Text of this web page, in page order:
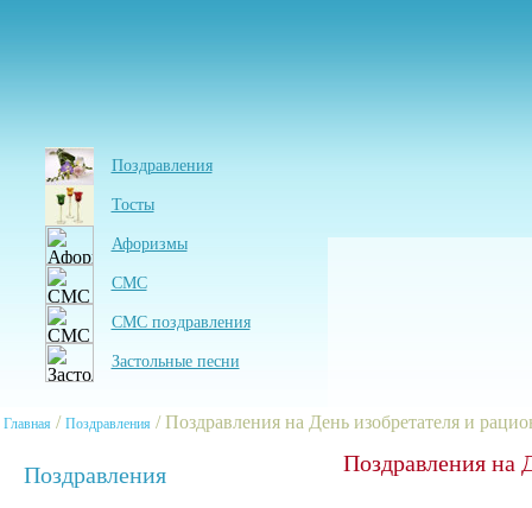
Поздравления
Тосты
Афоризмы
СМС
СМС поздравления
Застольные песни
Главная / Поздравления / Поздравления на День изобретателя и
Поздравления Поздравления на